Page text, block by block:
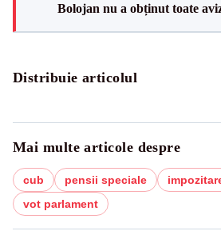
Bolojan nu a obținut toate
Distribuie articolul
Mai multe articole despre
cub pensii speciale
vot parlament